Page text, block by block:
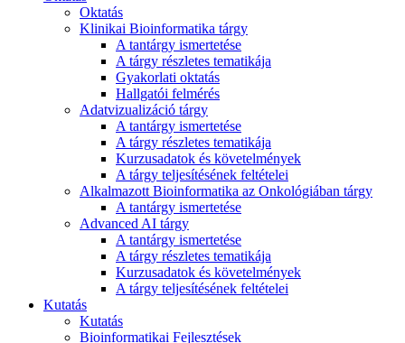
Oktatás
Klinikai Bioinformatika tárgy
A tantárgy ismertetése
A tárgy részletes tematikája
Gyakorlati oktatás
Hallgatói felmérés
Adatvizualizáció tárgy
A tantárgy ismertetése
A tárgy részletes tematikája
Kurzusadatok és követelmények
A tárgy teljesítésének feltételei
Alkalmazott Bioinformatika az Onkológiában tárgy
A tantárgy ismertetése
Advanced AI tárgy
A tantárgy ismertetése
A tárgy részletes tematikája
Kurzusadatok és követelmények
A tárgy teljesítésének feltételei
Kutatás
Kutatás
Bioinformatikai Fejlesztések